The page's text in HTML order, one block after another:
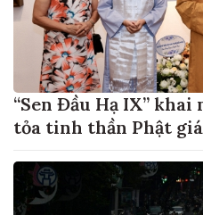
“Sen Đầu Hạ IX”
tỏa tinh thần Phật